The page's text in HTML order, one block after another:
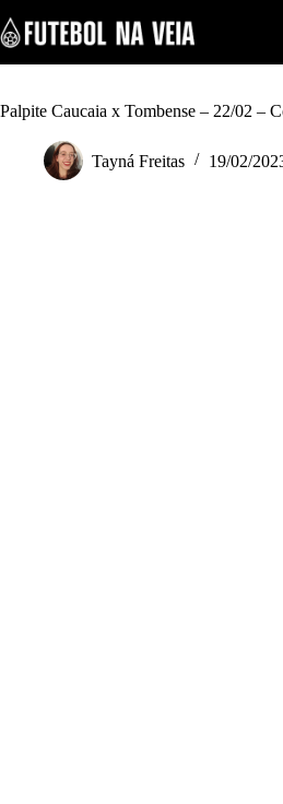
k
i
p
o
Palpite Caucaia x Tombense – 22/02 –
Tayná Freitas 19/02/